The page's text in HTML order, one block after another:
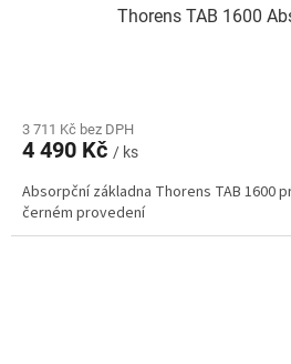
Thorens TAB 1600
3 711 Kč bez DPH
4 490 Kč / ks
Absorpční základna Thorens TAB 1600
černém provedení